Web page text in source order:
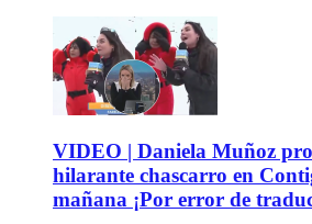
VIDEO | Daniela Muñoz
hilarante chascarro en
mañana ¡Por error de